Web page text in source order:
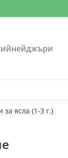
за ясла (1-3 г.)